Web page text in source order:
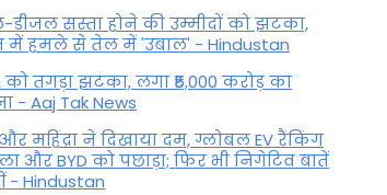
डीजल सस्ता होने की उम्मीदों को झटका,
में हमले से तेल में 'उबाल' - Hindustan
को तगड़ा झटका, लगा ₹5,000 करोड़ का
- Aaj Tak News
महिंद्रा ने दिखाया दम, ग्लोबल EV रैंकिंग
और BYD को पछाड़ा; फिर भी निगेटिव बातें
- Hindustan